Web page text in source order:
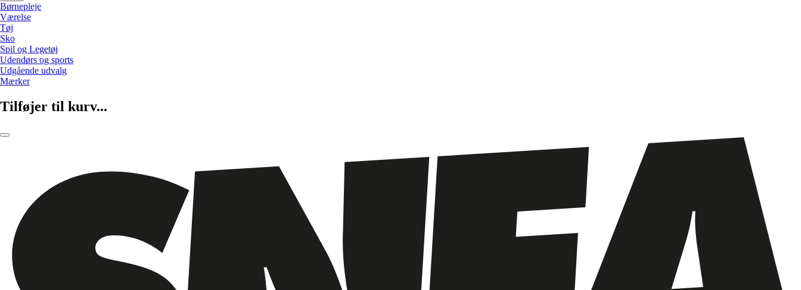
Børnepleje
Værelse
Tøj
Sko
Spil og Legetøj
Udendørs og sports
Udgående udvalg
Mærker
Tilføjer til kurv...